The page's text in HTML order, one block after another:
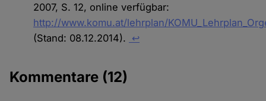
2007, S. 12, online verfügbar:
http://www.komu.at/lehrplan/
(Stand: 08.12.2014). ↩
Kommentare (12)